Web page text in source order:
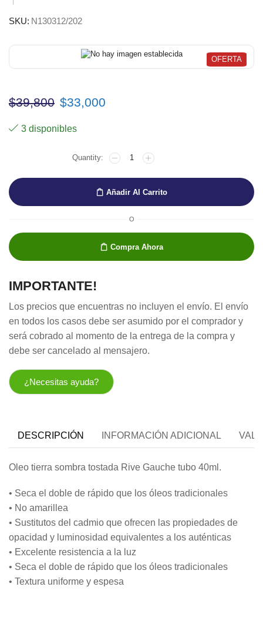
SKU: N130312/202
OFERTA
$39,800 El
era:
$39,800.
$33,000
es:
$33,000.
3 disponibles
OLEO
RIVE
GAUCHE
SOMBRA
TOSTADA
TUBO
cantidad
Añadir Al Carrito
O
Compra Ahora
IMPORTANTE!
Los precios que encuentras no incluyen el envío. El envío
en todos los casos debe ser asumido por el comprador y
será cobrado al momento de la entrega de la compra y
debe ser cancelado al mensajero.
¿Necesitas ayuda?
DESCRIPCIÓN INFORMACIÓN ADICIONAL
Oleo tierra sombra tostada Rive Gauche tubo 40ml.
• Seca el doble de rápido que los óleos tradicionales
• No amarillea
• Sustitutos del cadmio que ofrecen las propiedades de
opacidad y luminosidad equivalentes a los auténticas
• Excelente resistencia a la luz
• Seca el doble de rápido que los óleos tradicionales
• Textura uniforme y espesa